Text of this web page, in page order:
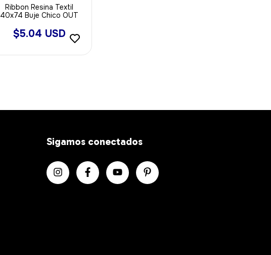
Ribbon Resina Textil
40x74 Buje Chico OUT
$5.04 USD
Sigamos conectados